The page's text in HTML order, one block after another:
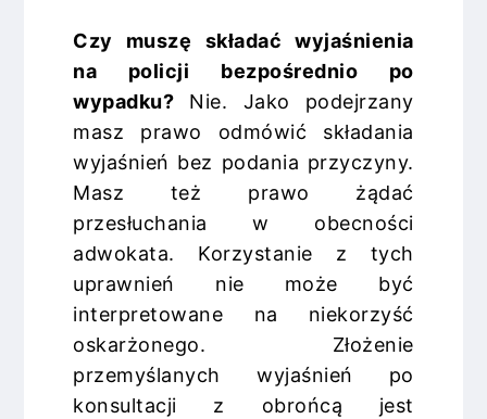
Czy muszę składać wyjaśnienia
na policji bezpośrednio po
wypadku? Nie. Jako podejrzany
masz prawo odmówić składania
wyjaśnień bez podania przyczyny.
Masz też prawo żądać
przesłuchania w obecności
adwokata. Korzystanie z tych
uprawnień nie może być
interpretowane na niekorzyść
oskarżonego. Złożenie
przemyślanych wyjaśnień po
konsultacji z obrońcą jest